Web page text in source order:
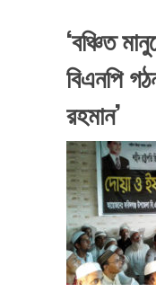
‘বঞ্চিত
বিএনপি
রহমান’